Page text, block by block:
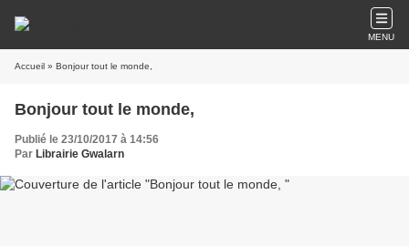
MENU
Accueil » Bonjour tout le monde,
Bonjour tout le monde,
Publié le 23/10/2017 à 14:56
Par Librairie Gwalarn